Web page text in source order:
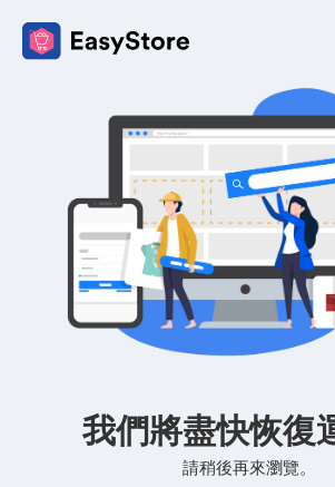
我們將盡快恢復
請稍後再來瀏覽。